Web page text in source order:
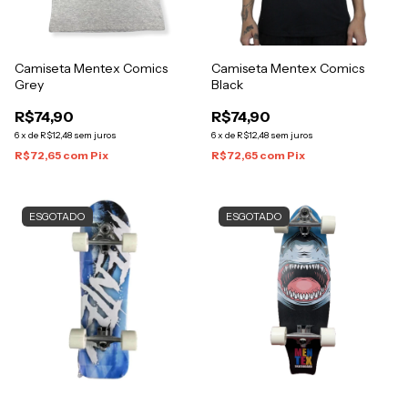
Camiseta Mentex Comics
Grey
R$74,90
6x de R$12,48 sem juros
R$72,65 com Pix
Camiseta Mentex Comics
Black
R$74,90
6x de R$12,48 sem juros
R$72,65 com Pix
ESGOTADO ESGOTADO